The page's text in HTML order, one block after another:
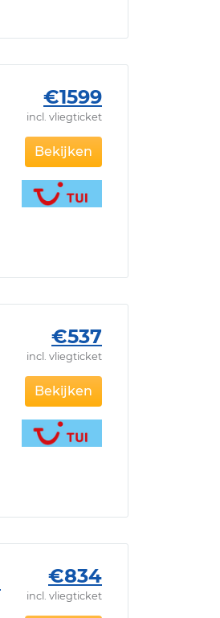
€1599
incl. vliegticket
Bekijken
€537
incl. vliegticket
Bekijken
€834
incl. vliegticket